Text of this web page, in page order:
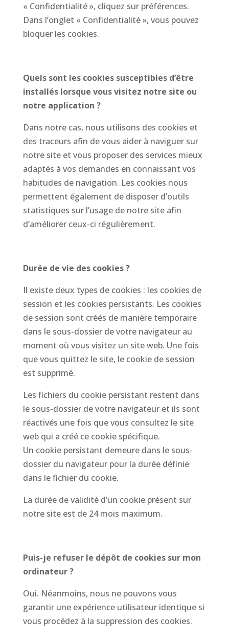
« Confidentialité », cliquez sur préférences.
Dans l’onglet « Confidentialité », vous pouvez
bloquer les cookies.
Quels sont les cookies susceptibles d’être
installés lorsque vous visitez notre site ou
notre application ?
Dans notre cas, nous utilisons des cookies et
des traceurs afin de vous aider à naviguer sur
notre site et vous proposer des services mieux
adaptés à vos demandes en connaissant vos
habitudes de navigation. Les cookies nous
permettent également de disposer d’outils
statistiques sur l’usage de notre site afin
d’améliorer ceux-ci régulièrement.
Durée de vie des cookies ?
Il existe deux types de cookies : les cookies de
session et les cookies persistants. Les cookies
de session sont créés de manière temporaire
dans le sous-dossier de votre navigateur au
moment où vous visitez un site web. Une fois
que vous quittez le site, le cookie de session
est supprimé.
Les fichiers du cookie persistant restent dans
le sous-dossier de votre navigateur et ils sont
réactivés une fois que vous consultez le site
web qui a créé ce cookie spécifique.
Un cookie persistant demeure dans le sous-
dossier du navigateur pour la durée définie
dans le fichier du cookie.
La durée de validité d’un cookie présent sur
notre site est de 24 mois maximum.
Puis-je refuser le dépôt de cookies sur mon
ordinateur ?
Oui. Néanmoins, nous ne pouvons vous
garantir une expérience utilisateur identique si
vous procédez à la suppression des cookies.